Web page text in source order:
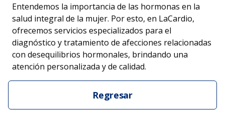
Entendemos la importancia de las hormonas en la
salud integral de la mujer. Por esto, en LaCardio,
ofrecemos servicios especializados para el
diagnóstico y tratamiento de afecciones relacionadas
con desequilibrios hormonales, brindando una
atención personalizada y de calidad.
Regresar